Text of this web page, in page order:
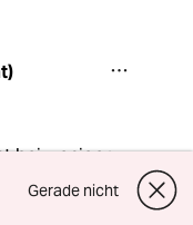
bei weniger
sich mir aus
Gerade nicht